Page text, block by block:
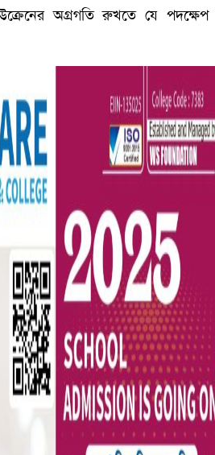
নিহত ১৫
অগ্রগতি রুখতে যে পদক্ষেপ